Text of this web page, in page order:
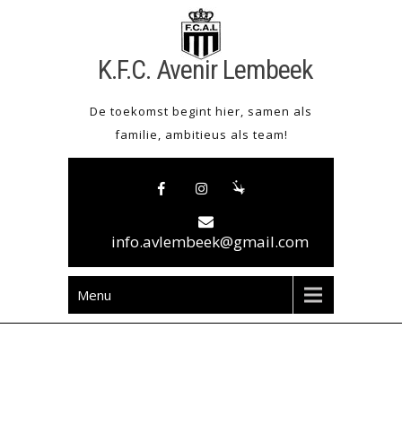
K.F.C. Avenir Lembeek
De toekomst begint hier, samen als
familie, ambitieus als team!
info.avlembeek@gmail.com
Menu